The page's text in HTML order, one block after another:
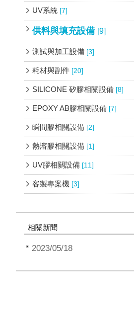
UV系統 [7]
供料與填充設備 [9]
測試與加工設備 [3]
耗材與副件 [20]
SILICONE 矽膠相關設備 [8]
EPOXY AB膠相關設備 [7]
瞬間膠相關設備 [2]
熱溶膠相關設備 [1]
UV膠相關設備 [11]
客製專案機 [3]
相關新聞
2023/05/18